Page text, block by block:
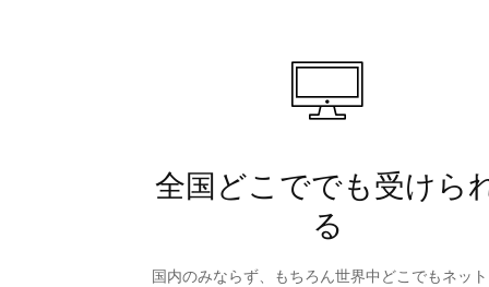
全国どこででも受けら
る
国内のみならず、もちろん世界中どこでもネッ